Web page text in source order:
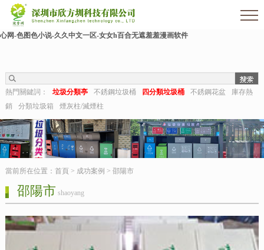
欧美伊人-麻豆精品一区二区三区-欧美日b视频-阿v天堂网-中文字幕第六页-狠狠干干-
国产h在线观看-国产嫩草视频-日日夜夜拍-亚洲第一视频网-毛片在线网站-五月婷婷开
心网-色图色小说-久久中文一区-女女h百合无遮羞羞漫画软件
熱門關鍵詞： 垃圾分類亭 不銹鋼垃圾桶 四分類垃圾桶 不銹鋼花盆
庫存熱
銷
分類垃圾箱 煙灰柱/滅煙柱
當前所在位置： 首頁> 成功案例 > 邵陽市
邵陽市 shaoyang